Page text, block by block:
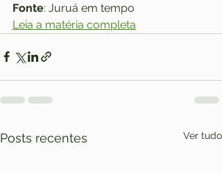
Fonte: Juruá em tempo
Leia a matéria completa
Posts recentes Ver tudo